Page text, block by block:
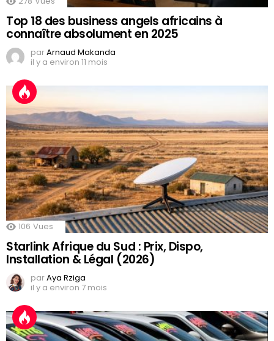
Top 18 des business angels africains à
connaître absolument en 2025
parArnaud Makanda
il y a environ 11 mois
106 Vues
Starlink Afrique du Sud : Prix, Dispo,
Installation & Légal (2026)
parAya Rziga
il y a environ 7 mois